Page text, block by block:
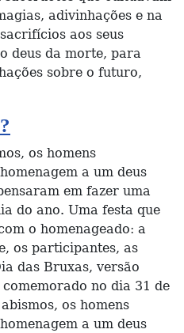
adivinhações e na
aos seus
deus da morte, para
sobre o futuro,
os homens
a um deus
em fazer uma
do ano. Uma festa que
o homenageado: a
os participantes, as
das Bruxas, versão
no dia 31 de
os homens
a um deus